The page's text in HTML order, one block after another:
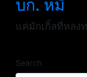
บก. หมี
แค่มักเกิ้ลที่หลง
Search